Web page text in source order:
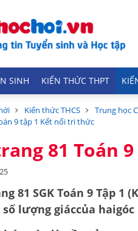
SINH KIẾN THỨC THPT
Kiến thức THCS Trung học
9 tập 1 Kết nối tri thức
81 Toán
81 SGK Toán 9 Tập 1
lượng giáccủa hai